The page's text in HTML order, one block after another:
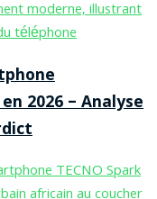
2026 – Analyse